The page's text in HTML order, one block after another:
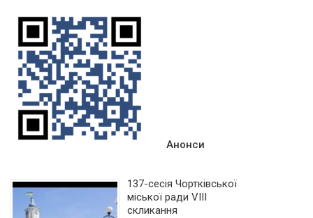
Анонси
137-сесія Чортківської
міської ради VIII
скликання